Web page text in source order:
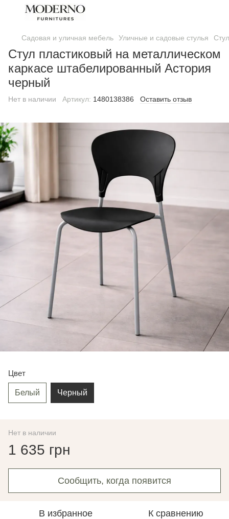
Садовая и уличная мебель Уличные и садовые стулья
Стул пластиковый на металлическом
каркасе штабелированный Астория
черный
Нет в наличии Артикул: 1480138386 Оставить отзыв
Цвет
Белый Черный
Нет в наличии
1 635 грн
Сообщить, когда появится
В избранное К сравнению